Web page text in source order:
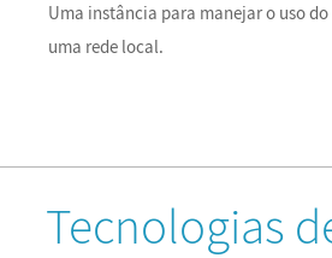
Uma instância para manejar o uso
uma rede local.
Tecnologias